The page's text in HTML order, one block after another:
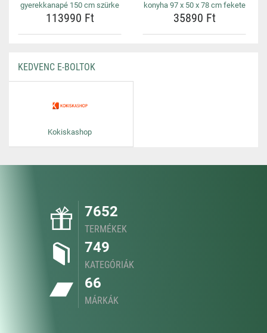
gyerekkanapé 150 cm szürke
113990 Ft
konyha 97 x 50 x 78 cm fekete
35890 Ft
KEDVENC E-BOLTOK
Kokiskashop
7652
TERMÉKEK
749
KATEGÓRIÁK
66
MÁRKÁK